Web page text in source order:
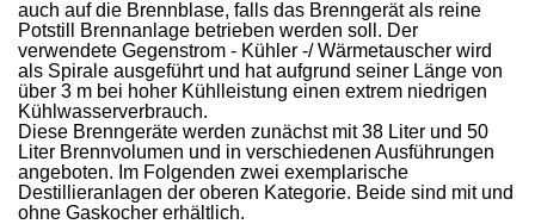
auch auf die Brennblase, falls das Brenngerät als reine
Potstill Brennanlage betrieben werden soll. Der
verwendete Gegenstrom - Kühler -/ Wärmetauscher wird
als Spirale ausgeführt und hat aufgrund seiner Länge von
über 3 m bei hoher Kühlleistung einen extrem niedrigen
Kühlwasserverbrauch.
Diese Brenngeräte werden zunächst mit 38 Liter und 50
Liter Brennvolumen und in verschiedenen Ausführungen
angeboten. Im Folgenden zwei exemplarische
Destillieranlagen der oberen Kategorie. Beide sind mit und
ohne Gaskocher erhältlich.